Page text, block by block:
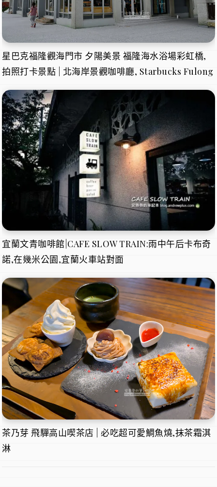
星巴克福隆觀海門市 夕陽美景 福隆海水浴場彩虹橋,
拍照打卡景點 | 北海岸景觀咖啡廳, Starbucks Fulong
宜蘭文青咖啡館|CAFE SLOW TRAIN:雨中午后卡布奇
諾,在幾米公園,宜蘭火車站對面
茶乃芽 飛驒高山喫茶店 | 必吃超可愛鯛魚燒,抹茶霜淇
淋